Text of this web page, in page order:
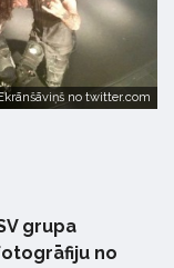
Ekrānšāviņš no twitter.com
grupa
no